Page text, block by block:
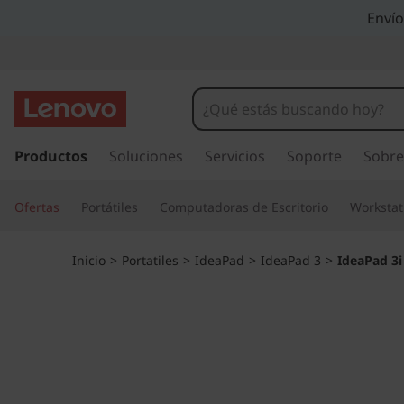
e
a
P
a
r
c
Productos Soluciones Servicios Soporte
Ofertas Portátiles Computadoras de Escritorio
Inicio > Portatiles > IdeaPad > IdeaPad 3 > IdeaPad